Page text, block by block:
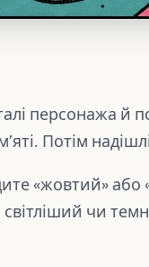
персонажа й
Потім
«жовтий» або
чи